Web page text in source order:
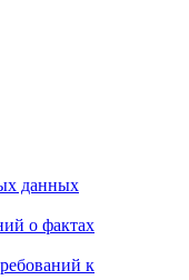
данных
о фактах
к